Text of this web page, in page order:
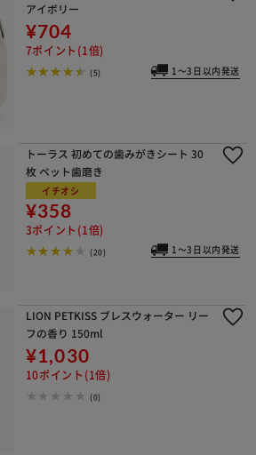
アイボリー
¥704
7ポイント(1倍)
(5) 1～3日以内発送
トーラス 初めての歯みがきシート 30
枚 ペット歯磨き
イチオシ
¥358
3ポイント(1倍)
(20) 1～3日以内発送
LION PETKISS ブレスウォーター リー
フの香り 150ml
¥1,030
10ポイント(1倍)
(0)